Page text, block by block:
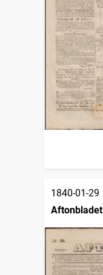
1840-01-29
Aftonbladet